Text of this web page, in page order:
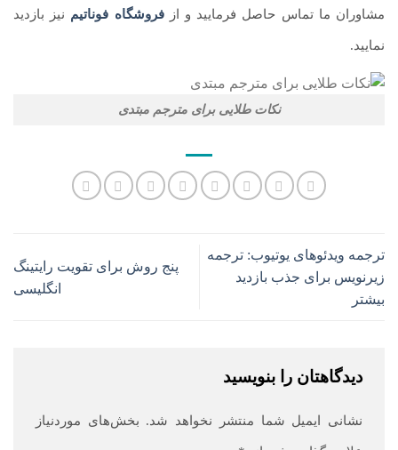
مشاوران ما تماس حاصل فرمایید و ازفروشگاه فوناتیم نیز بازدید
نمایید.
نکات طلایی برای مترجم مبتدی
ترجمه ویدئوهای یوتیوب: ترجمه
زیرنویس برای جذب بازدید
بیشتر
پنج روش برای تقویت رایتینگ
انگلیسی
دیدگاهتان را بنویسید
نشانی ایمیل شما منتشر نخواهد شد. بخش‌های موردنیاز